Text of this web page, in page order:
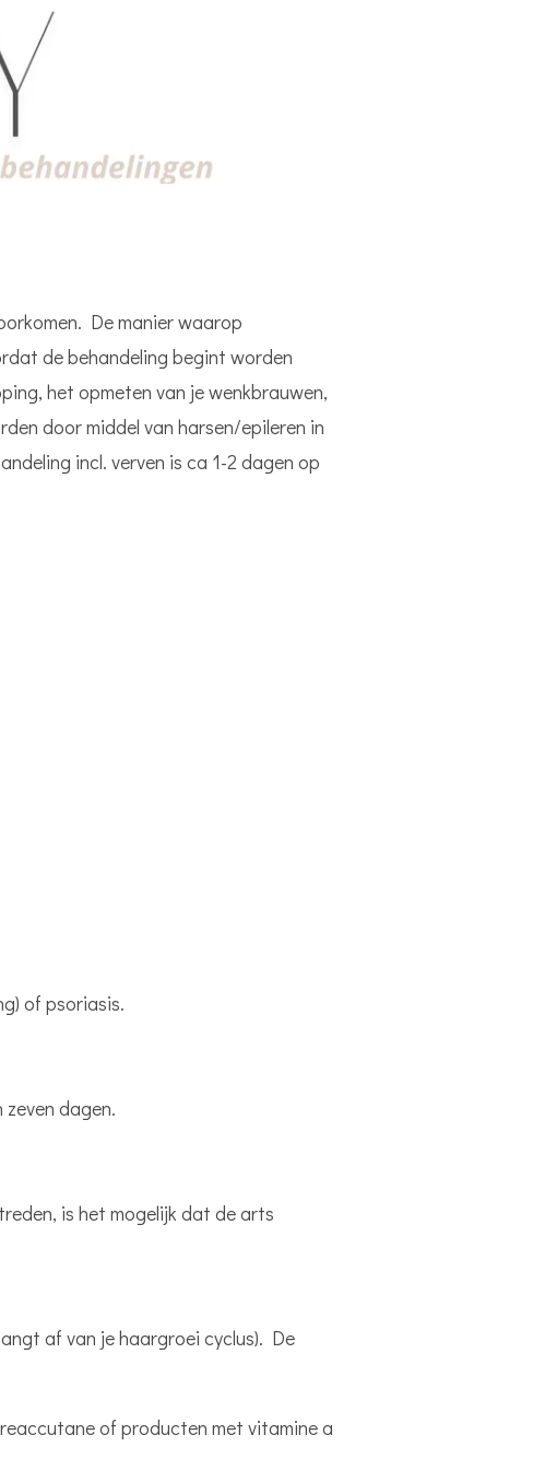
De manier waarop
de behandeling begint worden
het opmeten van je wenkbrauwen,
door middel van harsen/epileren in
incl. verven is ca 1-2 dagen op
of psoriasis.
dagen.
is het mogelijk dat de arts
af van je haargroei cyclus). De
of producten met vitamine a